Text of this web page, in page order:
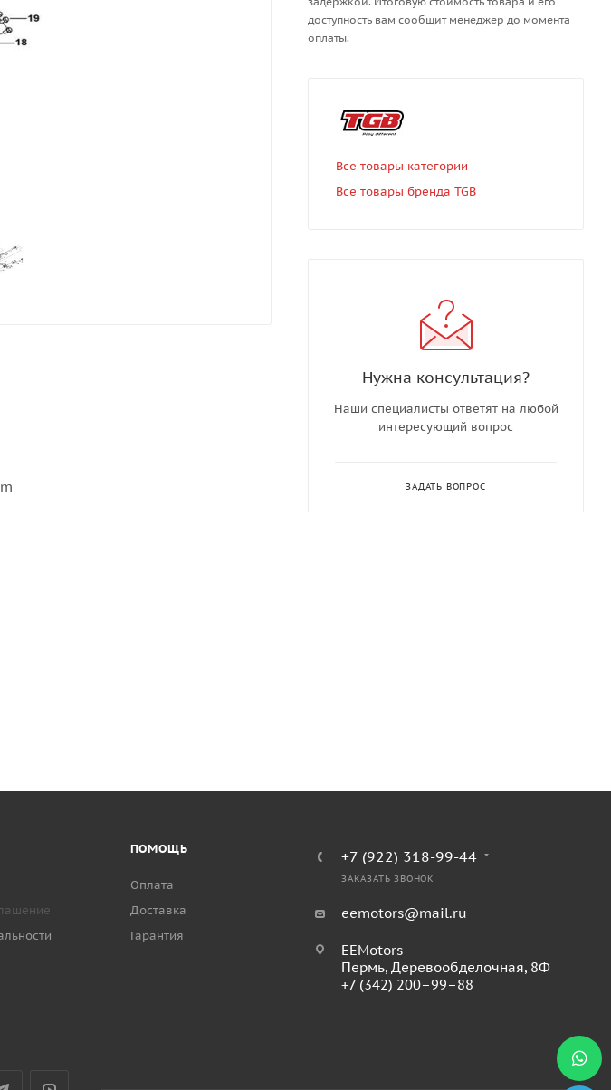
доступность вам сообщит менеджер до момента
оплаты.
Все товары категории
Все товары бренда TGB
Нужна консультация?
Наши специалисты ответят на любой
интересующий вопрос
ЗАДАТЬ ВОПРОС
ПОМОЩЬ
Оплата
Доставка
Гарантия
+7 (922) 318-99-44
ЗАКАЗАТЬ ЗВОНОК
eemotors@mail.ru
EEMotors
Пермь, Деревообделочная, 8Ф
+7 (342) 200–99–88